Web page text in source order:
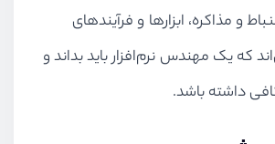
و مذاکره، ابزارها و فرآیندهای
که یک مهندس نرم‌افزار باید بداند و
داشته باشد.